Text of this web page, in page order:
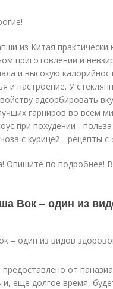
из Китая
приготовлении и
и высокую
и настроение. У
адсорбировать
гарниров во всем
при похудении -
с курицей - рецепты с
Опишите по подробнее!
Вок – один из
от
и, еще долгое время,